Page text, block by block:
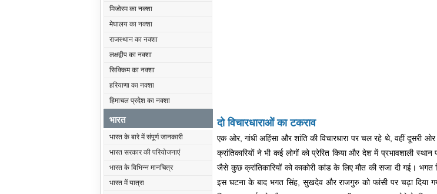
मिजोरम का नक्शा
मेघालय का नक्शा
राजस्थान का नक्शा
लक्षद्वीप का नक्शा
सिक्किम का नक्शा
हरियाणा का नक्शा
हिमाचल प्रदेश का नक्शा
भारत
भारत के बारे में संपूर्ण जानकारी
भारत सरकार की परियोजनाएं
भारत के विभिन्न मानचित्र
भारत में यात्रा
दो विचारधाराओं का टकराव
एक ओर, गांधी अहिंसा और शांति की विचारधारा पर चल रहे थे, वहीं दूसरी
क्रांतिकारियों ने भी कई लोगों को प्रेरित किया और देश में प्रभावशाली
जैसे कुछ क्रांतिकारियों को काकोरी कांड के लिए मौत की सजा दी गई।
इस घटना के बाद भगत सिंह, सुखदेव और राजगुरु को फांसी पर चढ़ा दिया